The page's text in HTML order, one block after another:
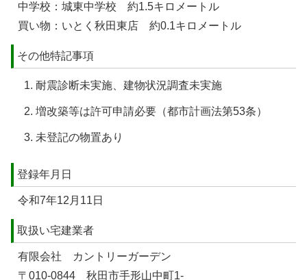
中学校：城東中学校 約1.5キロメートル
買い物：いとく秋田東店 約0.1キロメートル
その他特記事項
耐震診断未実施、建物状況調査未実施
増改築等は許可申請必要（都市計画法第53条）
未登記の物置あり
登録年月日
令和7年12月11日
取扱い宅建業者
有限会社 カントリーガーデン
〒010-0844 秋田市手形山中町1-